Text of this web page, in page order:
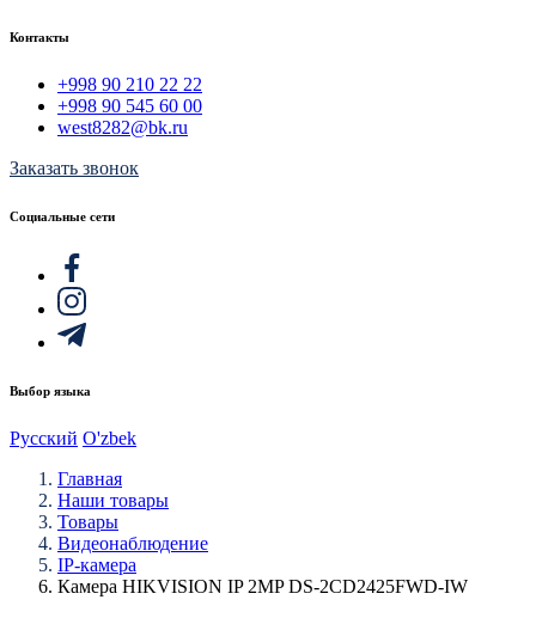
Контакты
+998 90 210 22 22
+998 90 545 60 00
west8282@bk.ru
Заказать звонок
Социальные сети
Выбор языка
Русский O'zbek
Главная
Наши товары
Товары
Видеонаблюдение
IP-камера
Камера HIKVISION IP 2MP DS-2CD2425FWD-IW